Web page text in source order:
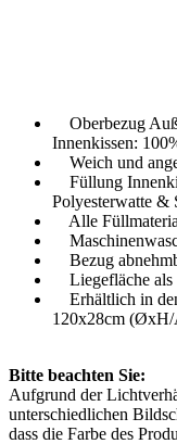
Oberbezug
Innenkissen:
Weich und
Füllung
Polyesterwatte &
Alle
Bezug
Liegefläche als
Erhältlich in
120x28cm (ØxH/
Bitte beachten Sie:
Aufgrund der
unterschiedlichen
dass die Farbe des